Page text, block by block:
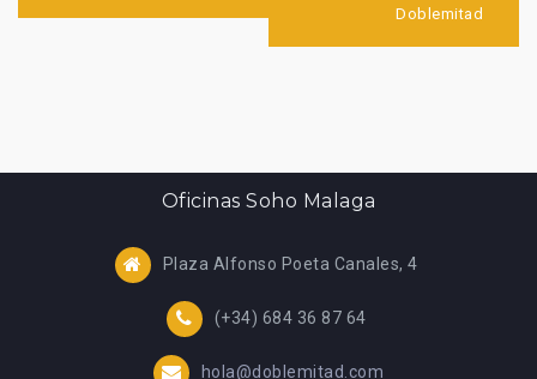
Doblemitad
Oficinas Soho Malaga
Plaza Alfonso Poeta Canales, 4
(+34) 684 36 87 64
hola@doblemitad.com